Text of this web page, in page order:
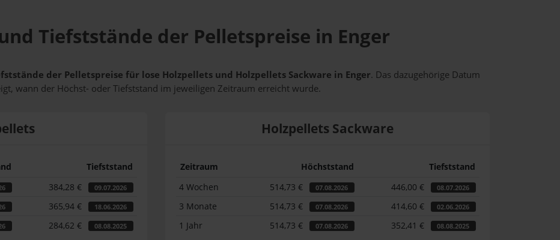
Tiefststände der Pelletspreise in Enger
der Pelletspreise für lose Holzpellets und Holzpellets Sackware in Enger. Das dazugehörige Datum
wann der Höchst- oder Tiefststand im jeweiligen Zeitraum erreicht wurde.
Tiefststand
384,28 € 09.07.2026
365,94 € 18.06.2026
284,62 € 08.08.2025
Holzpellets Sackware
Zeitraum Höchststand
Tiefststand
4 Wochen
514,73 € 07.08.2026 446,00 € 08.07.2026
3 Monate 514,73 € 07.08.2026 414,60 € 02.06.2026
1 Jahr 514,73 € 07.08.2026 352,41 € 08.08.2025